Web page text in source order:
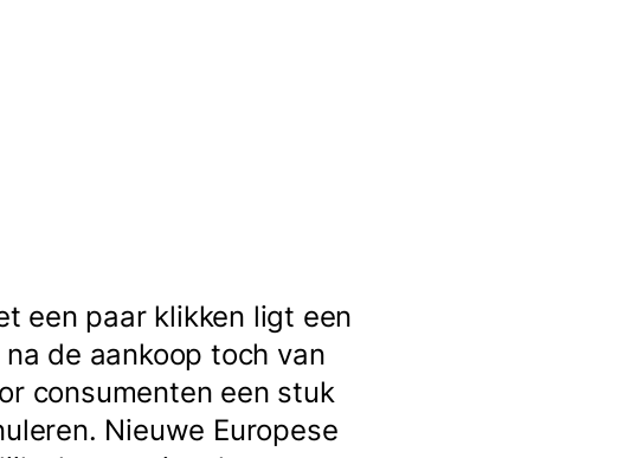
een paar klikken ligt een
de aankoop toch van
consumenten een stuk
Nieuwe Europese